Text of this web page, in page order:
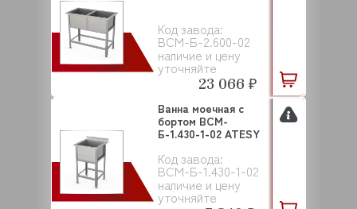
Код завода:
ВСМ-Б-2.600-02
наличие и цену
уточняйте
23 066 ₽
Код завода:
ВСМ-Б-1.430-1-02
наличие и цену
уточняйте
Ванна моечная с
бортом ВСМ-
Б-1.430-1-02 ATESY